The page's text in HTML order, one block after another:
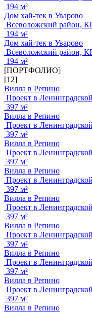
194 м²
Дом хай-тек в Уварово
Всеволожский район,
194 м²
Дом хай-тек в Уварово
Всеволожский район,
194 м²
[ПОРТФОЛИО]
[12]
Вилла в Репино
Проект в
397 м²
Вилла в Репино
Проект в
397 м²
Вилла в Репино
Проект в
397 м²
Вилла в Репино
Проект в
397 м²
Вилла в Репино
Проект в
397 м²
Вилла в Репино
Проект в
397 м²
Вилла в Репино
Проект в
397 м²
Вилла в Репино
Проект в
397 м²
Вилла в Репино